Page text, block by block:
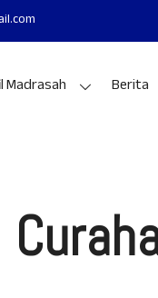
- MANDIRI -
Madrasah Berita